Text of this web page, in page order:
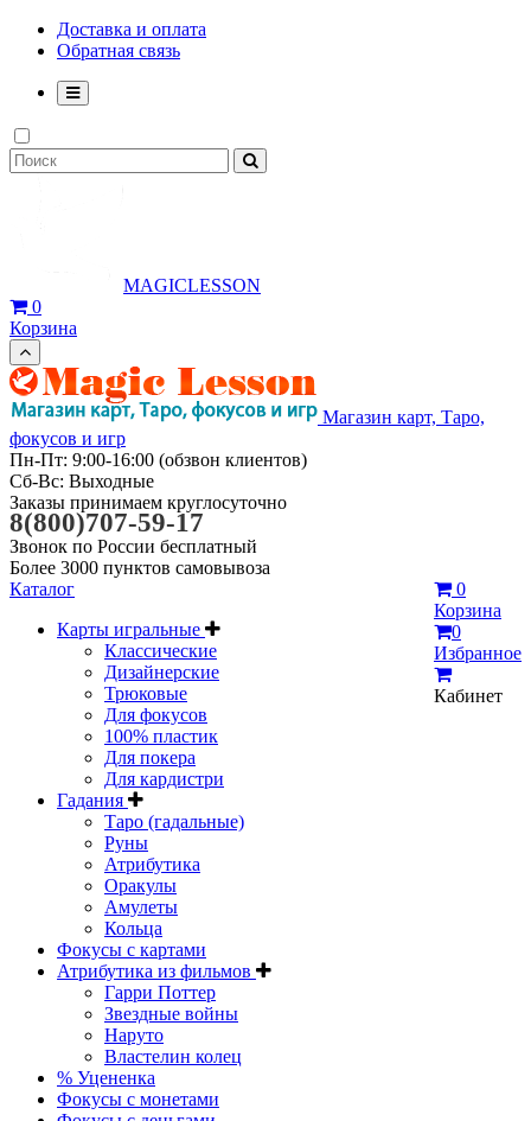
Доставка и оплата
Обратная связь
MAGICLESSON
0
Корзина
Магазин карт, Таро,
фокусов и игр
Пн-Пт: 9:00-16:00 (обзвон клиентов)
Сб-Вс: Выходные
Заказы принимаем круглосуточно
8(800)707-59-17
Звонок по России бесплатный
Более 3000 пунктов самовывоза
0
Корзина
0
Избранное
Кабинет
Каталог
Карты игральные
Классические
Дизайнерские
Трюковые
Для фокусов
100% пластик
Для покера
Для кардистри
Гадания
Таро (гадальные)
Руны
Атрибутика
Оракулы
Амулеты
Кольца
Фокусы с картами
Атрибутика из фильмов
Гарри Поттер
Звездные войны
Наруто
Властелин колец
% Уцененка
Фокусы с монетами